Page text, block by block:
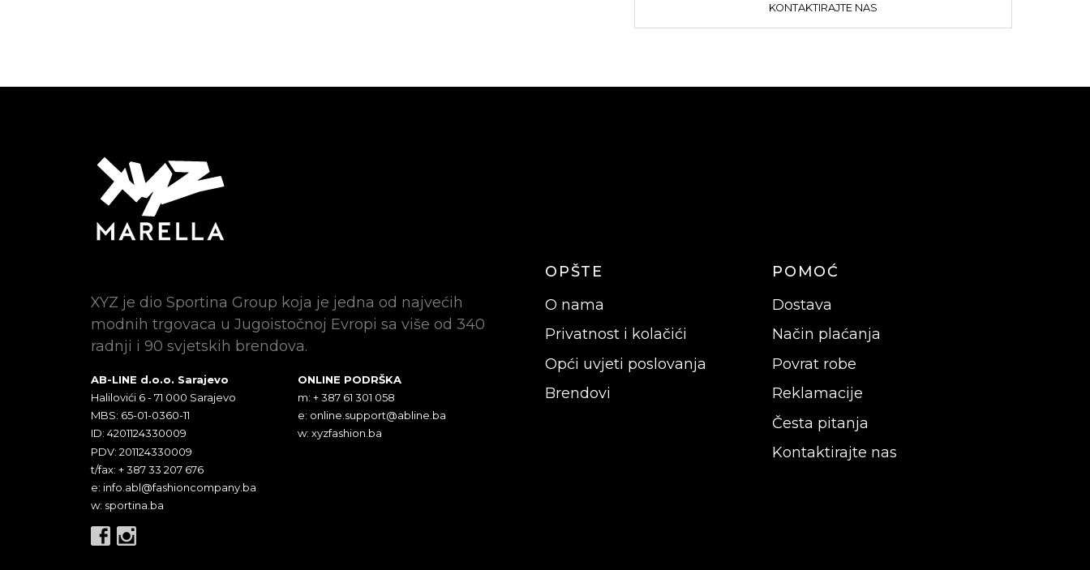
KONTAKTIRAJTE NAS
XYZ je dio Sportina Group koja je jedna od najvećih
modnih trgovaca u Jugoistočnoj Evropi sa više od 340
radnji i 90 svjetskih brendova.
AB-LINE d.o.o. Sarajevo
Halilovići 6 - 71 000 Sarajevo
MBS: 65-01-0360-11
ID: 4201124330009
PDV: 201124330009
t/fax: + 387 33 207 676
e: info.abl@fashioncompany.ba
w: sportina.ba
ONLINE PODRŠKA
m: + 387 61 301 058
e: online.support@abline.ba
w: xyzfashion.ba
OPŠTE
O nama
Privatnost i kolačići
Opći uvjeti poslovanja
Brendovi
POMOĆ
Dostava
Način plaćanja
Povrat robe
Reklamacije
Česta pitanja
Kontaktirajte nas